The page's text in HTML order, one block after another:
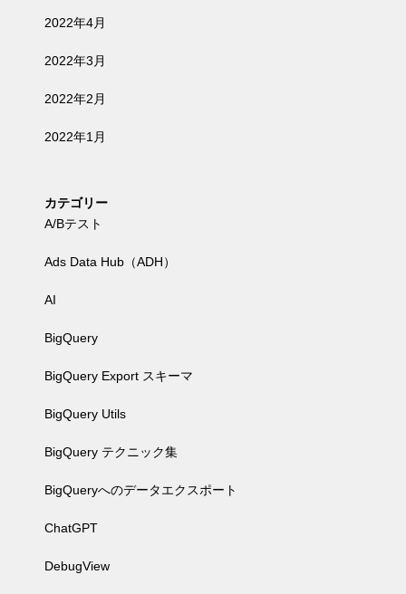
2022年4月
2022年3月
2022年2月
2022年1月
カテゴリー
A/Bテスト
Ads Data Hub（ADH）
AI
BigQuery
BigQuery Export スキーマ
BigQuery Utils
BigQuery テクニック集
BigQueryへのデータエクスポート
ChatGPT
DebugView